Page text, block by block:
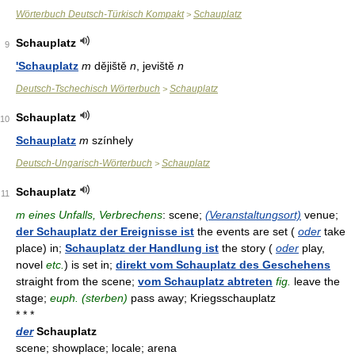
Wörterbuch Deutsch-Türkisch Kompakt> Schauplatz
9
Schauplatz
'Schauplatz m dějiště n , jeviště n
Deutsch-Tschechisch Wörterbuch > Schauplatz
10
Schauplatz
Schauplatz m színhely
Deutsch-Ungarisch-Wörterbuch > Schauplatz
11
Schauplatz
m eines Unfalls, Verbrechens: scene; (Veranstaltungsort) venue;
der Schauplatz der Ereignisse ist the events are set ( oder take
place) in; Schauplatz der Handlung ist the story ( oder play,
novel etc. ) is set in; direkt vom Schauplatz des Geschehens
straight from the scene; vom Schauplatz abtreten fig. leave the
stage; euph. (sterben) pass away; Kriegsschauplatz
* * *
derSchauplatz
scene; showplace; locale; arena